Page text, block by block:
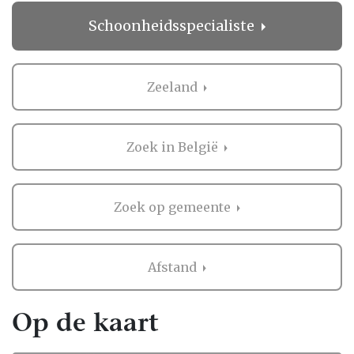
alles snel en makkelijk, zonder gedoe. Dat
geeft rust in een drukke periode!
Wat anderen zeggen over
Schoonheidsspecialiste in Zeeland
Het regelen van een bruiloft is niet niks, en
het is logisch dat je graag wilt weten wat
anderen vinden. Daarom biedt Bruiloft.nl je
van bruidsparen die al ervaring hebben met
de professionals in Zeeland.
Deze ervaringen zijn waardevol, omdat ze je
een eerlijk beeld geven van wat je kunt
verwachten. Als er nog geen beoordelingen
zijn, kan dat ook een kans zijn. Misschien
mogen jullie wel de eerste zijn die een review
achterlaat! Zo help je niet alleen andere
Schoonheidsspecialiste
Zeeland
Zoek in België
Zoek op gemeente
Afstand
Op de kaart